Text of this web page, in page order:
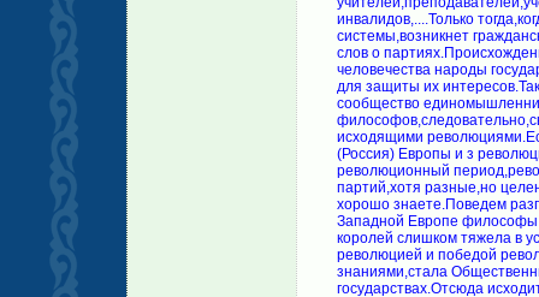
инвалидов,....Только
системы,возникнет
слов о
человечества народы
для защиты их
сообщество
исходящими
(Россия) Европы и з
революционный
партий,хотя разные,но
хорошо знаете.Поведем
Западной Европе
королей слишком тяжела в
революцией и победой
знаниями,стала
государствах.Отсюда